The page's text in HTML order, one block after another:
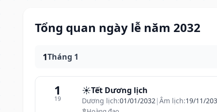
Tổng quan ngày lễ năm 2032
1Tháng 1
1
19
☀️Tết Dương lịch
Dương lịch:01/01/2032|Âm lịch:19/11/
⭐